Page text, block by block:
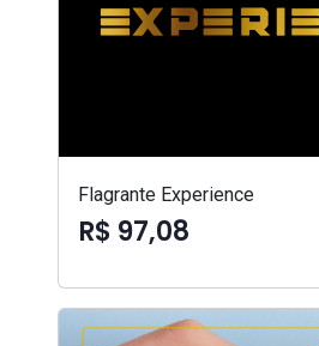
Flagrante Experience
R$ 97,08